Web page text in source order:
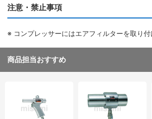
注意・禁止事項
※ コンプレッサーにはエアフィルターを取り
商品担当おすすめ